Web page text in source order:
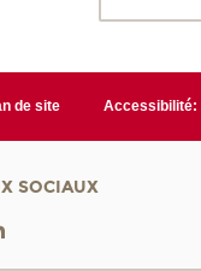
de site Accessibilité:
SOCIAUX